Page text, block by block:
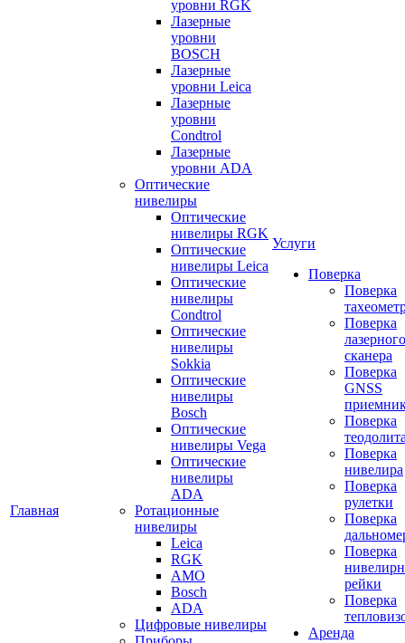
Главная
уровни RGK
Лазерные
уровни
BOSCH
Лазерные
уровни Leica
Лазерные
уровни
Condtrol
Лазерные
уровни ADA
Оптические
нивелиры
Оптические
нивелиры RGK
Оптические
нивелиры Leica
Оптические
нивелиры
Condtrol
Оптические
нивелиры
Sokkia
Оптические
нивелиры
Bosch
Оптические
нивелиры Vega
Оптические
нивелиры
ADA
Ротационные
нивелиры
Leica
RGK
AMO
Bosch
ADA
Цифровые нивелиры
Услуги
Поверка
Поверка
Поверка
лазерного
сканера
Поверка
GNSS
Поверка
Поверка
нивелира
Поверка
рулетки
Поверка
Поверка
рейки
Поверка
Аренда